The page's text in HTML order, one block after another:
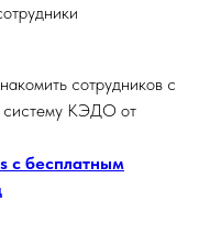
сотрудников с
систему КЭДО от
с бесплатным